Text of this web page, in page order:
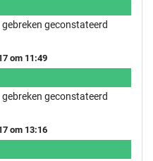
geconstateerd
om 11:49
geconstateerd
om 13:16